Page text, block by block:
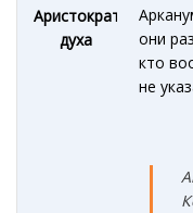
Аристократ
духа
они
кто
не